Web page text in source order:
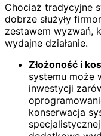
Chociaż tradycyjne
dobrze służyły
zestawem wyzwań,
wydajne działanie.
Złożoność i
systemu może
inwestycji
konserwacja